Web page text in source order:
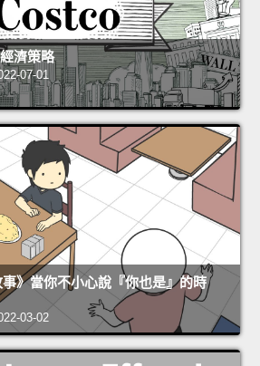
濟策略
07-01
事》當你不小心說『你也是』的時
03-02